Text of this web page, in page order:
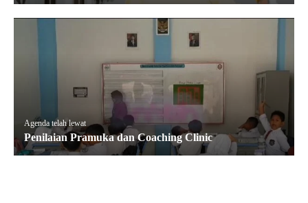
Agenda telah lewat
Penilaian Pramuka dan Coaching Clinic